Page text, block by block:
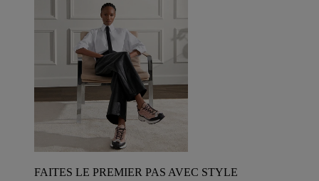
FAITES LE PREMIER PAS AVEC STYLE